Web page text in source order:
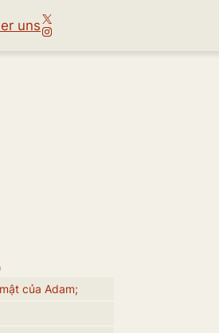
unsX
Instagram
của Adam;